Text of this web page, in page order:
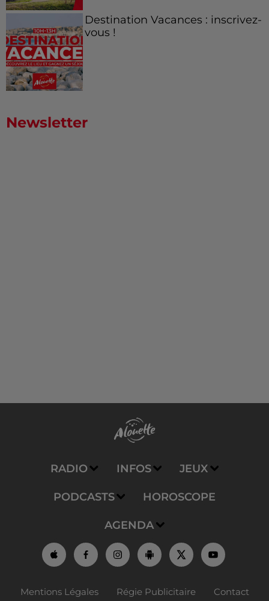
Destination Vacances : inscrivez-
vous !
Newsletter
RADIO INFOS JEUX
PODCASTS HOROSCOPE
AGENDA
Mentions Légales Régie Publicitaire Contact